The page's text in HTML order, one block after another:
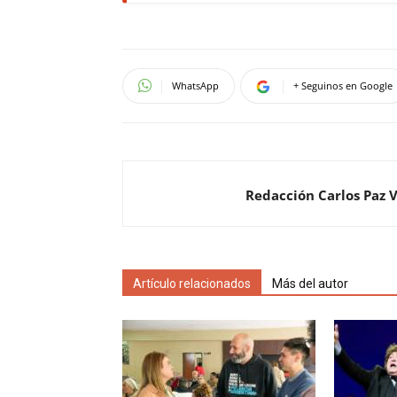
WhatsApp + Seguinos en Google
Redacción Carlos Paz
Artículo relacionados Más del autor